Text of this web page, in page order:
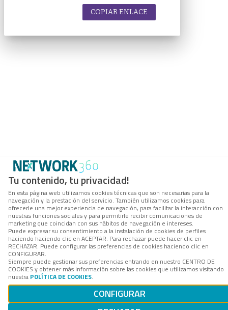
Tu contenido, tu privacidad!
En esta página web utilizamos cookies técnicas que son necesarias para la
navegación y la prestación del servicio. También utilizamos cookies para
ofrecerle una mejor experiencia de navegación, para facilitar la interacción con
nuestras funciones sociales y para permitirle recibir comunicaciones de
marketing que coincidan con sus hábitos de navegación e intereses.
Puede expresar su consentimiento a la instalación de cookies de perfiles
haciendo haciendo clic en ACEPTAR. Para rechazar puede hacer clic en
RECHAZAR. Puede configurar las preferencias de cookies haciendo clic en
CONFIGURAR.
Siempre puede gestionar sus preferencias entrando en nuestro CENTRO DE
COOKIES y obtener más información sobre las cookies que utilizamos visitando
nuestra POLÍTICA DE COOKIES.
CONFIGURAR
COPIAR ENLACE